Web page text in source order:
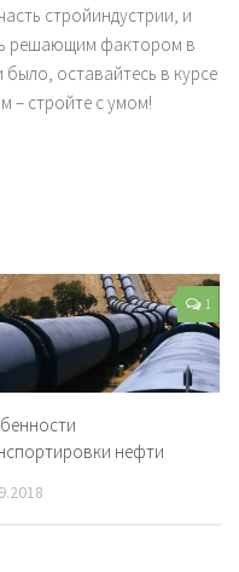
стройиндустрии, и
решающим фактором в
оставайтесь в курсе
– стройте с умом!
1
нефти